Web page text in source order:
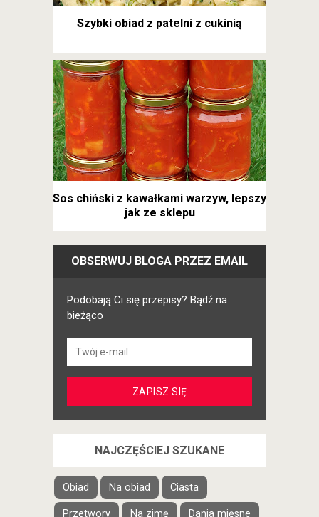
Szybki obiad z patelni z cukinią
Sos chiński z kawałkami warzyw, lepszy
jak ze sklepu
OBSERWUJ BLOGA PRZEZ EMAIL
Podobają Ci się przepisy? Bądź na
bieżąco
NAJCZĘŚCIEJ SZUKANE
Obiad Na obiad Ciasta
Przetwory Na zimę Dania mięsne